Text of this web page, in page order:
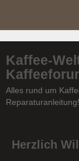
Kaffee-
Alles rund um
Reparaturanleitung!
Herzlich